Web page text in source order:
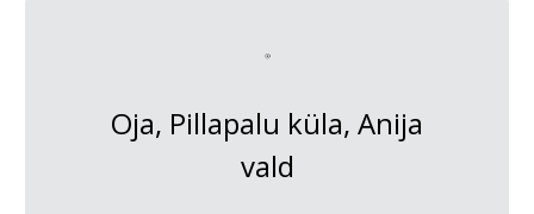
Oja, Pillapalu küla, Anija
vald